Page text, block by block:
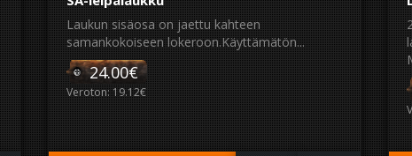
Laukun sisäosa on jaettu kahteen
samankokoiseen lokeroon.Käyttämätön...
24.00€
Veroton: 19.12€